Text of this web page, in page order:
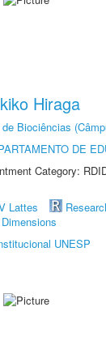
Hiraga
Biociências
DE
Category:
Lattes
Dimensions
UNESP